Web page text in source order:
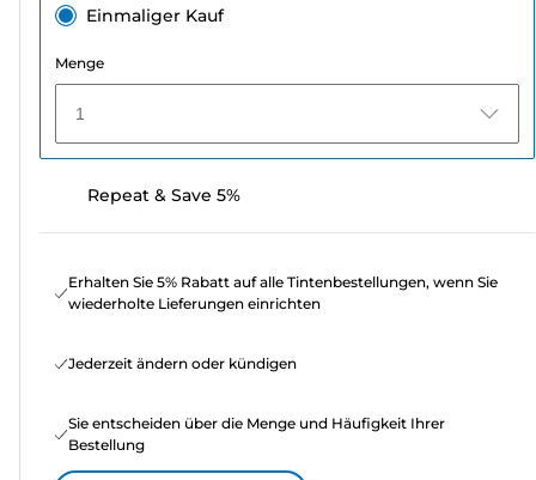
Einmaliger Kauf
Menge
1
Repeat & Save 5%
Erhalten Sie 5% Rabatt auf alle Tintenbestellungen, wenn Sie
wiederholte Lieferungen einrichten
Jederzeit ändern oder kündigen
Sie entscheiden über die Menge und Häufigkeit Ihrer
Bestellung